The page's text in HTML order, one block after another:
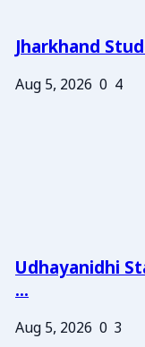
Jharkhand
Aug 5, 2026 0 4
Udhayanidhi
...
Aug 5, 2026 0 3